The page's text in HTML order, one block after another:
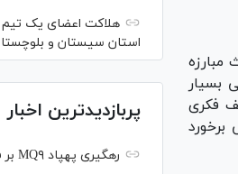
بسیار
فکری
هلاکت اعضای یک
استان سیستان و
پربازدیدترین اخبار
رهگیری پهپاد MQ۹ بر فراز تنگه هرمز